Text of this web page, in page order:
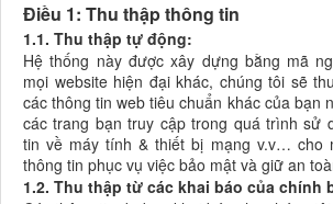
Điều 1: Thu thập thông tin
1.1. Thu thập tự động:
Hệ thống này được xây dựng bằng mã
mọi website hiện đại khác, chúng tôi sẽ
các thông tin web tiêu chuẩn khác của bạn
các trang bạn truy cập trong quá trình sử
tin về máy tính & thiết bị mạng v.v… cho
thông tin phục vụ việc bảo mật và giữ an
1.2. Thu thập từ các khai báo của chính